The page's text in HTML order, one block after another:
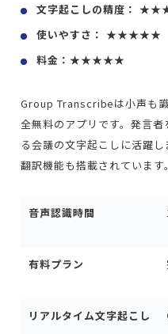
文字起こしの精度：
使いやすさ： ★★★★★
料金：★★★★★
Group Transcribeは小声も
全無料のアプリです。発言
る会議の文字起こしに活躍
翻訳機能も搭載されています。
音声認識時間
有料プラン
リアルタイム文字起こし